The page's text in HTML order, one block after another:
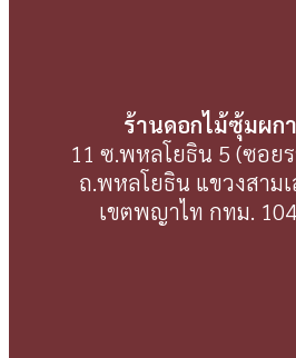
ร้านดอกไม้ซุ้มผกา
11 ซ.พหลโยธิน 5 (ซอย
ถ.พหลโยธิน แขวงสาม
เขตพญาไท กทม.